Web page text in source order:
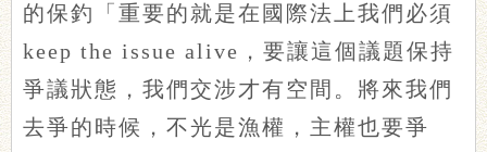
的保釣「重要的就是在國際法上我們必須
keep the issue alive，要讓這個議題保持
爭議狀態，我們交涉才有空間。將來我們
去爭的時候，不光是漁權，主權也要爭